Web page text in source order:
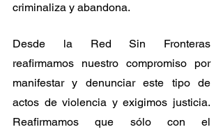
criminaliza y abandona.
Desde la Red Sin Fronteras
reafirmamos nuestro compromiso por
manifestar y denunciar este tipo de
actos de violencia y exigimos justicia.
Reafirmamos que sólo con el